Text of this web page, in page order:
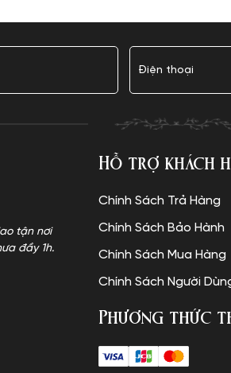
tận nơi
đầy 1h.
Hỗ trợ khách
Chính Sách Trả Hàng
Chính Sách Bảo Hành
Chính Sách Mua Hàng
Chính Sách Người
Phương thức